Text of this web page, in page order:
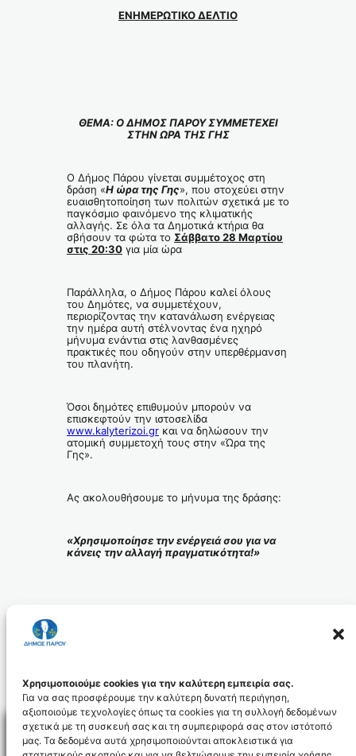
Χρησιμοποιούμε cookies για την καλύτερη εμπειρία σας.
Για να σας προσφέρουμε την καλύτερη δυνατή περιήγηση,
αξιοποιούμε τεχνολογίες όπως τα cookies για τη συλλογή δεδομένων
σχετικά με τη συσκευή σας και τη συμπεριφορά σας στον ιστότοπό
μας. Τα δεδομένα αυτά χρησιμοποιούνται αποκλειστικά για
ΕΝΗΜΕΡΩΤΙΚΟ ΔΕΛΤΙΟ
ΘΕΜΑ: Ο ΔΗΜΟΣ ΠΑΡΟΥ ΣΥΜΜΕΤΕΧΕΙ
ΣΤΗΝ ΩΡΑ ΤΗΣ ΓΗΣ
Ο Δήμος Πάρου γίνεται συμμέτοχος στη
δράση «Η ώρα της Γης», που στοχεύει στην
ευαισθητοποίηση των πολιτών σχετικά με το
παγκόσμιο φαινόμενο της κλιματικής
αλλαγής. Σε όλα τα Δημοτικά κτήρια θα
σβήσουν τα φώτα το Σάββατο 28 Μαρτίου
στις 20:30 για μία ώρα
Παράλληλα, ο Δήμος Πάρου καλεί όλους
του Δημότες, να συμμετέχουν,
περιορίζοντας την κατανάλωση ενέργειας
την ημέρα αυτή στέλνοντας ένα ηχηρό
μήνυμα ενάντια στις λανθασμένες
πρακτικές που οδηγούν στην υπερθέρμανση
του πλανήτη.
Όσοι δημότες επιθυμούν μπορούν να
επισκεφτούν την ιστοσελίδα
www.kalyterizoi.gr και να δηλώσουν την
ατομική συμμετοχή τους στην «Ώρα της
Γης».
Ας ακολουθήσουμε το μήνυμα της δράσης:
«Χρησιμοποίησε την ενέργειά σου για να
κάνεις την αλλαγή πραγματικότητα!»